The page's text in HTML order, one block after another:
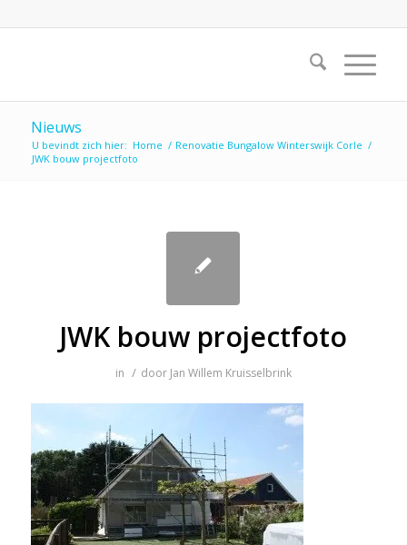
Nieuws
U bevindt zich hier: Home / Renovatie Bungalow Winterswijk Corle /
JWK bouw projectfoto
JWK bouw projectfoto
in / door Jan Willem Kruisselbrink